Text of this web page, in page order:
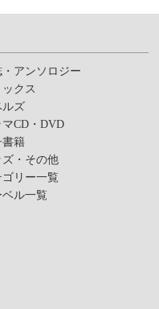
・アンソロジー
ックス
ルズ
マCD・DVD
書籍
ズ・その他
ゴリー一覧
ベル一覧